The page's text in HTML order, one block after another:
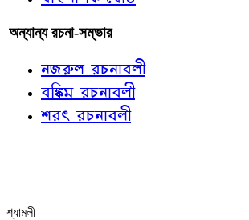
অন্যান্য রচনা-সম্ভার
নজরুল রচনাবলী
বঙ্কিম রচনাবলী
শরৎ রচনাবলী
শ্যামলী